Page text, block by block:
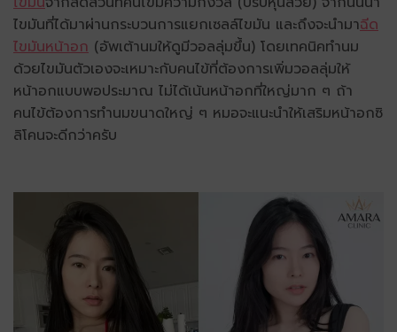
ไขมันที่ได้มาผ่านกระบวนการแยกเซลล์ไขมัน และถึงจะนำมาฉีด
ไขมันหน้าอก (อัพเต้านมให้ดูมีวอลลุ่มขึ้น) โดยเทคนิคทำนม
ด้วยไขมันตัวเองจะเหมาะกับคนไข้ที่ต้องการเพิ่มวอลลุ่มให้
หน้าอกแบบพอประมาณ ไม่ได้เน้นหน้าอกที่ใหญ่มาก ๆ ถ้า
คนไข้ต้องการทำนมขนาดใหญ่ ๆ หมอจะแนะนำให้เสริมหน้าอกซิ
ลิโคนจะดีกว่าครับ